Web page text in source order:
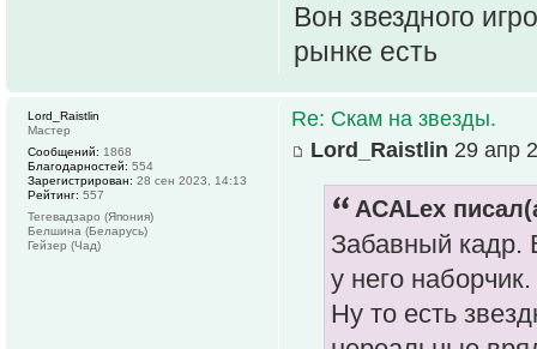
Вон звездного
рынке есть
Re: Скам на звезды.
Lord_Raistlin 29 апр
ACALex
Забавный кадр.
у него наборчик.
Ну то есть
Lord_Raistlin
Мастер
Сообщений: 1868
Благодарностей: 554
Зарегистрирован: 28 сен 2023, 14:13
Рейтинг: 557
Тегевадзаро (Япония)
Белшина (Беларусь)
Гейзер (Чад)